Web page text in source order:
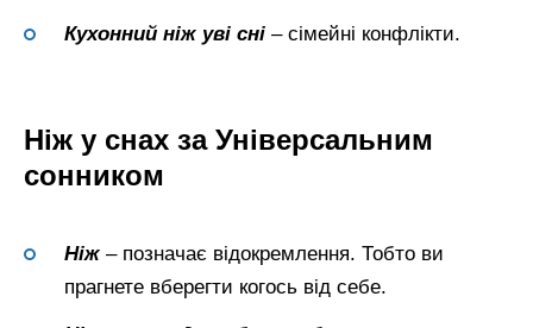
Кухонний ніж уві сні – сімейні конфлікти.
Ніж у снах за Універсальним
сонником
Ніж – позначає відокремлення. Тобто ви
прагнете вберегти когось від себе.